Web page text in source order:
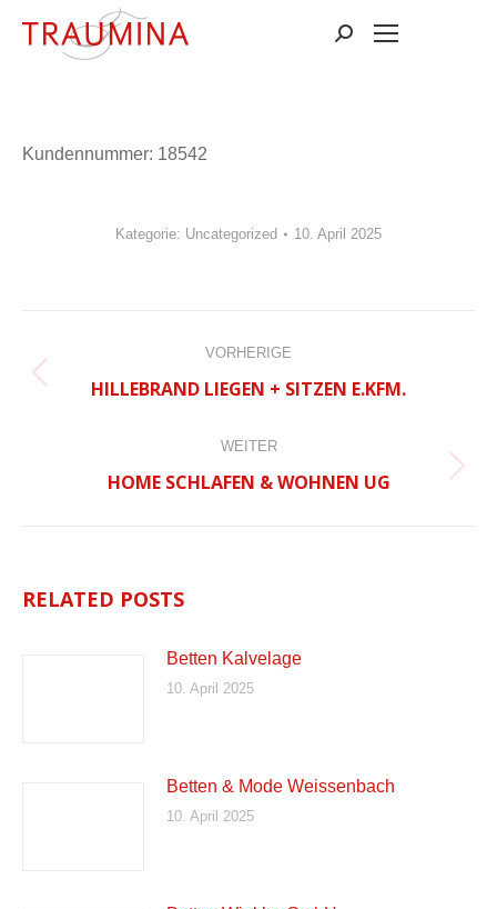
Suchen:
Kun­den­num­mer: 18542
Kategorie: Uncategorized 10. April 2025
VORHERIGE
Vorheriger
Beitrag:
HILLEBRAND LIEGEN + SITZEN E.KFM.
WEITER
Nächster
Beitrag:
HOME SCHLAFEN & WOHNEN UG
RELATED POSTS
Betten Kalvelage
10. April 2025
Betten & Mode Weissenbach
10. April 2025